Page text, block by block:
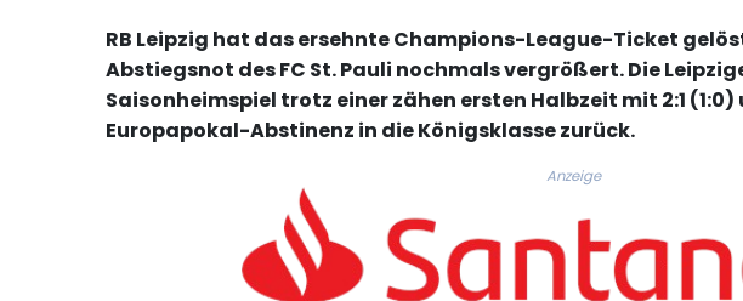
RB Leipzig hat das ersehnte Champions-League-Ticket
Abstiegsnot des FC St. Pauli nochmals vergrößert. Die
Saisonheimspiel trotz einer zähen ersten Halbzeit mit 2:1
Europapokal-Abstinenz in die Königsklasse zurück.
Anzeige